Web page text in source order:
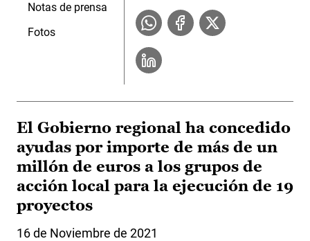
Notas de prensa
Fotos
El Gobierno regional ha concedido
ayudas por importe de más de un
millón de euros a los grupos de
acción local para la ejecución de 19
proyectos
16 de Noviembre de 2021